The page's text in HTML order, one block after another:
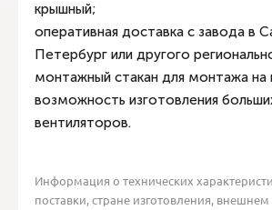
крышный;
оперативная доставка с завода в
Петербург или другого
монтажный стакан для монтажа на
возможность изготовления
вентиляторов.
Информация о технических
поставки, стране изготовления,